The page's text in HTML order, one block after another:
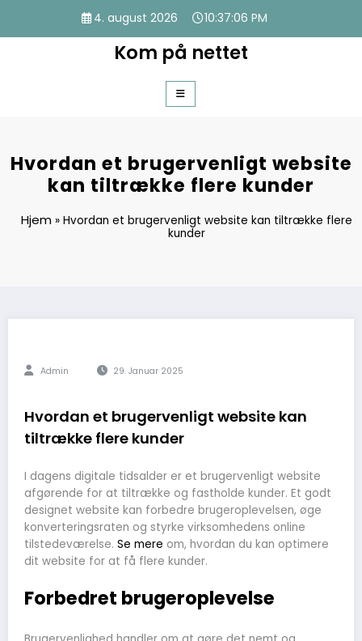
indhold
4. august 2026 10:37:06 PM
Kom på nettet
Hvordan et brugervenligt website
kan tiltrække flere kunder
Hjem» Hvordan et brugervenligt website kan tiltrække flere
kunder
Admin 29. Januar 2025
Hvordan et brugervenligt website kan
tiltrække flere kunder
I dagens digitale tidsalder er et brugervenligt website
afgørende for at tiltrække og fastholde kunder. Et godt
designet website kan forbedre brugeroplevelsen, øge
konverteringsraten og styrke virksomhedens online
tilstedeværelse. Se mere om, hvordan du kan optimere
dit website for at få flere kunder.
Forbedret brugeroplevelse